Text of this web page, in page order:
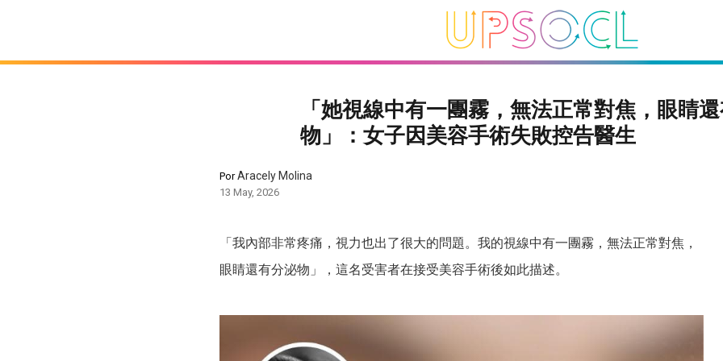
「她視線中有一團霧，無法正常對焦，眼睛
物」：女子因美容手術失敗控告醫生
PorAracely Molina
13 May, 2026
「我內部非常疼痛，視力也出了很大的問題。我的視線中有一團霧，無法正常對焦，
眼睛還有分泌物」，這名受害者在接受美容手術後如此描述。